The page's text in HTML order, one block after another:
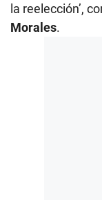
la reelección’,
Morales.